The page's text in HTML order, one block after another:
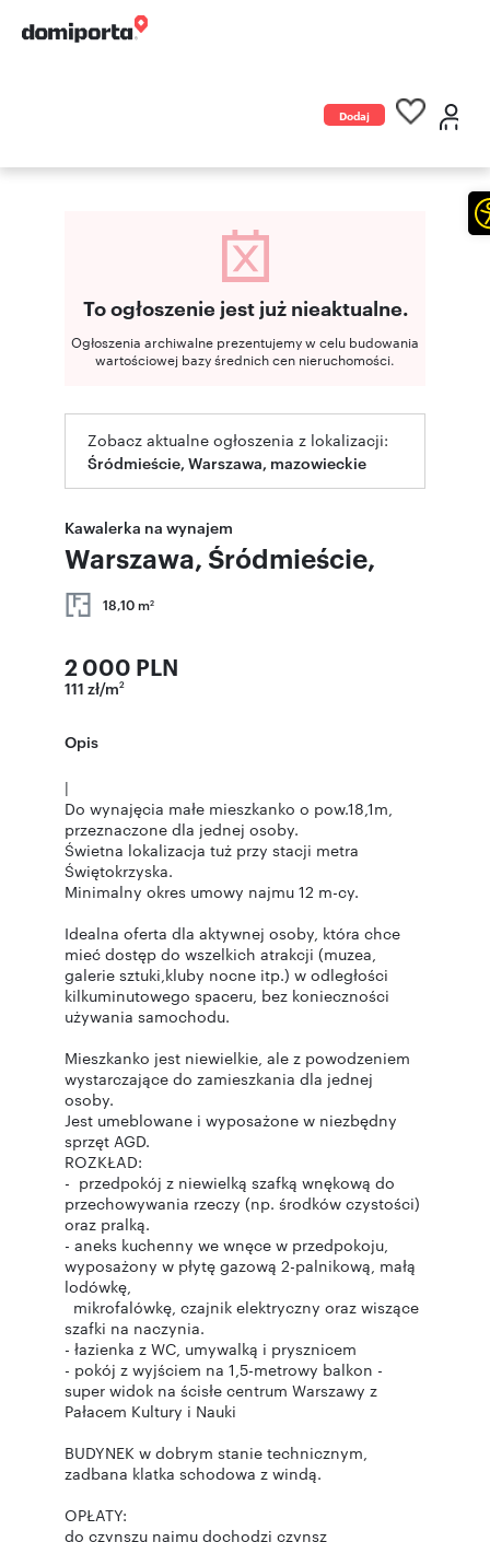
Dodaj
To ogłoszenie jest już nieaktualne.
Ogłoszenia archiwalne prezentujemy w celu budowania
wartościowej bazy średnich cen nieruchomości.
Zobacz aktualne ogłoszenia z lokalizacji:
Śródmieście, Warszawa, mazowieckie
Kawalerka na wynajem
Warszawa, Śródmieście,
18,10 m2
2 000 PLN
111 zł/m2
Opis
|
Do wynajęcia małe mieszkanko o pow.18,1m,
przeznaczone dla jednej osoby.
Świetna lokalizacja tuż przy stacji metra
Świętokrzyska.
Minimalny okres umowy najmu 12 m-cy.
Idealna oferta dla aktywnej osoby, która chce
mieć dostęp do wszelkich atrakcji (muzea,
galerie sztuki,kluby nocne itp.) w odległości
kilkuminutowego spaceru, bez konieczności
używania samochodu.
Mieszkanko jest niewielkie, ale z powodzeniem
wystarczające do zamieszkania dla jednej
osoby.
Jest umeblowane i wyposażone w niezbędny
sprzęt AGD.
ROZKŁAD:
- przedpokój z niewielką szafką wnękową do
przechowywania rzeczy (np. środków czystości)
oraz pralką.
- aneks kuchenny we wnęce w przedpokoju,
wyposażony w płytę gazową 2-palnikową, małą
lodówkę,
mikrofalówkę, czajnik elektryczny oraz wiszące
szafki na naczynia.
- łazienka z WC, umywalką i prysznicem
- pokój z wyjściem na 1,5-metrowy balkon -
super widok na ścisłe centrum Warszawy z
Pałacem Kultury i Nauki
BUDYNEK w dobrym stanie technicznym,
zadbana klatka schodowa z windą.
OPŁATY:
do czynszu najmu dochodzi czynsz